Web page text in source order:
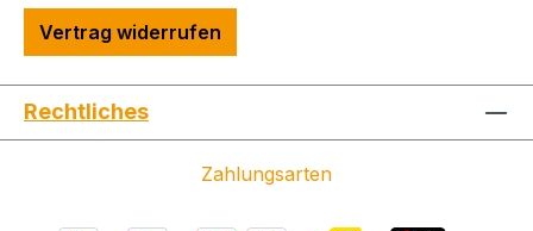
Vertrag widerrufen
Rechtliches
Zahlungsarten